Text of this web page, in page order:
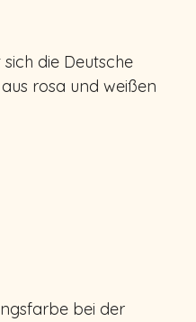
die Deutsche
rosa und weißen
bei der